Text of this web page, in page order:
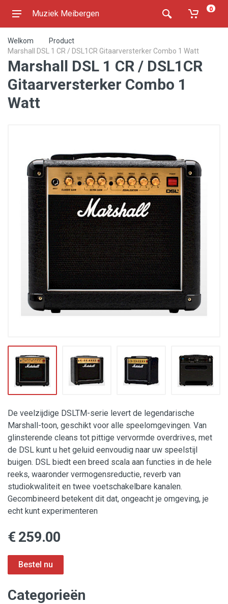
Muziek Meibergen 0
Welkom
Product
Marshall DSL 1 CR / DSL1CR Gitaarversterker Combo 1 Watt
Marshall DSL 1 CR / DSL1CR
Gitaarversterker Combo 1
Watt
De veelzijdige DSLTM-serie levert de legendarische
Marshall-toon, geschikt voor alle speelomgevingen. Van
glinsterende cleans tot pittige vervormde overdrives, met
de DSL kunt u het geluid eenvoudig naar uw speelstijl
buigen. DSL biedt een breed scala aan functies in de hele
reeks, waaronder vermogensreductie, reverb van
studiokwaliteit en twee voetschakelbare kanalen.
Gecombineerd betekent dit dat, ongeacht je omgeving, je
echt kunt experimenteren
€ 259.00
Categorieën